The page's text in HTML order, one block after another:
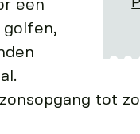
een
golfen,
tot